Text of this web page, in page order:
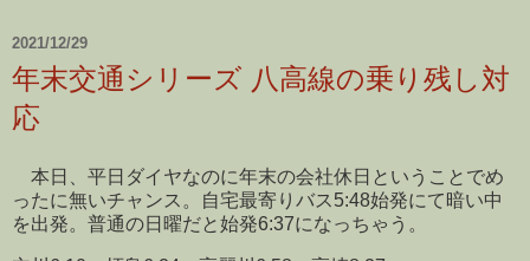
2021/12/29
年末交通シリーズ 八高線の乗り残し対
応
本日、平日ダイヤなのに年末の会社休日ということでめ
ったに無いチャンス。自宅最寄りバス5:48始発にて暗い中
を出発。普通の日曜だと始発6:37になっちゃう。